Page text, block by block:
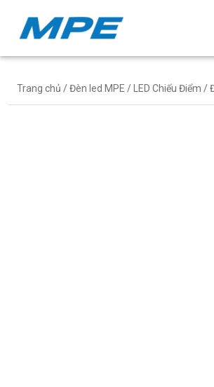
Trang chủ /Đèn led MPE / LED Chiếu Điểm /